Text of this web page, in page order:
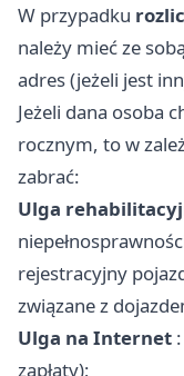
W przypadku
należy mieć ze
adres (jeżeli jest
Jeżeli dana osoba
rocznym, to w
zabrać:
Ulga
rejestracyjny
związane z
Ulga na Internet
zapłaty);